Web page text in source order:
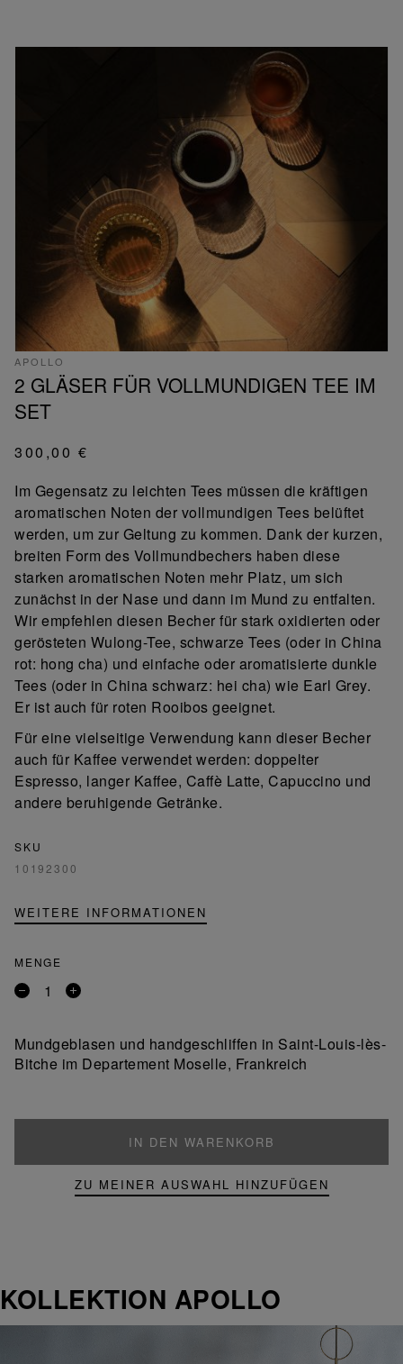
APOLLO
2 GLÄSER FÜR VOLLMUNDIGEN TEE IM
SET
300,00 €
Im Gegensatz zu leichten Tees müssen die kräftigen
aromatischen Noten der vollmundigen Tees belüftet
werden, um zur Geltung zu kommen. Dank der kurzen,
breiten Form des Vollmundbechers haben diese
starken aromatischen Noten mehr Platz, um sich
zunächst in der Nase und dann im Mund zu entfalten.
Wir empfehlen diesen Becher für stark oxidierten oder
gerösteten Wulong-Tee, schwarze Tees (oder in China
rot: hong cha) und einfache oder aromatisierte dunkle
Tees (oder in China schwarz: hei cha) wie Earl Grey.
Er ist auch für roten Rooibos geeignet.
Für eine vielseitige Verwendung kann dieser Becher
auch für Kaffee verwendet werden: doppelter
Espresso, langer Kaffee, Caffè Latte, Capuccino und
andere beruhigende Getränke.
SKU
10192300
WEITERE INFORMATIONEN
MENGE
Entfernen
Produkt
Ein
Mundgeblasen und handgeschliffen in Saint-Louis-lès-
Bitche im Departement Moselle, Frankreich
IN DEN WARENKORB
ZU MEINER AUSWAHL HINZUFÜGEN
KOLLEKTION APOLLO